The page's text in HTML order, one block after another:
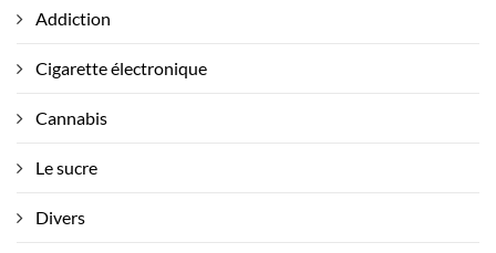
Addiction
Cigarette électronique
Cannabis
Le sucre
Divers